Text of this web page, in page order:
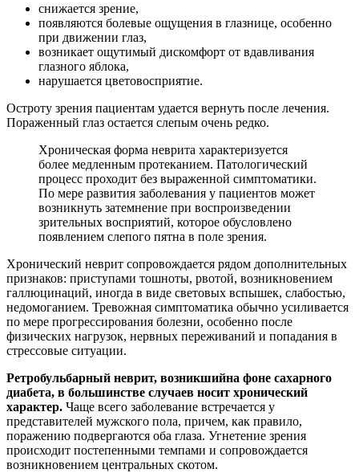
снижается зрение,
появляются болевые ощущения в глазнице, особенно
при движении глаз,
возникает ощутимый дискомфорт от вдавливания
глазного яблока,
нарушается цветовосприятие.
Остроту зрения пациентам удается вернуть после лечения.
Пораженный глаз остается слепым очень редко.
Хроническая форма неврита характеризуется
более медленным протеканием. Патологический
процесс проходит без выраженной симптоматики.
По мере развития заболевания у пациентов может
возникнуть затемнение при воспроизведении
зрительных восприятий, которое обусловлено
появлением слепого пятна в поле зрения.
Хронический неврит сопровождается рядом дополнительных
признаков: приступами тошноты, рвотой, возникновением
галлюцинаций, иногда в виде световых вспышек, слабостью,
недомоганием. Тревожная симптоматика обычно усиливается
по мере прогрессирования болезни, особенно после
физических нагрузок, нервных переживаний и попадания в
стрессовые ситуации.
Ретробульбарный неврит, возникшийна фоне сахарного
диабета, в большинстве случаев носит хронический
характер. Чаще всего заболевание встречается у
представителей мужского пола, причем, как правило,
поражению подвергаются оба глаза. Угнетение зрения
происходит постепенными темпами и сопровождается
возникновением центральных скотом.